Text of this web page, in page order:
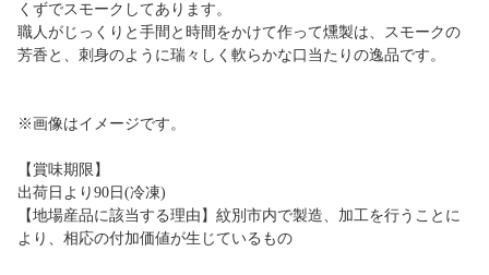
くずでスモークしてあります。
職人がじっくりと手間と時間をかけて作って燻製は、スモークの
芳香と、刺身のように瑞々しく軟らかな口当たりの逸品です。
※画像はイメージです。
【賞味期限】
出荷日より90日(冷凍)
【地場産品に該当する理由】紋別市内で製造、加工を行うことに
より、相応の付加価値が生じているもの